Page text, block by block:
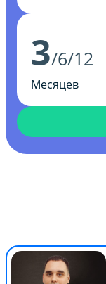
3/6/12
Месяцев